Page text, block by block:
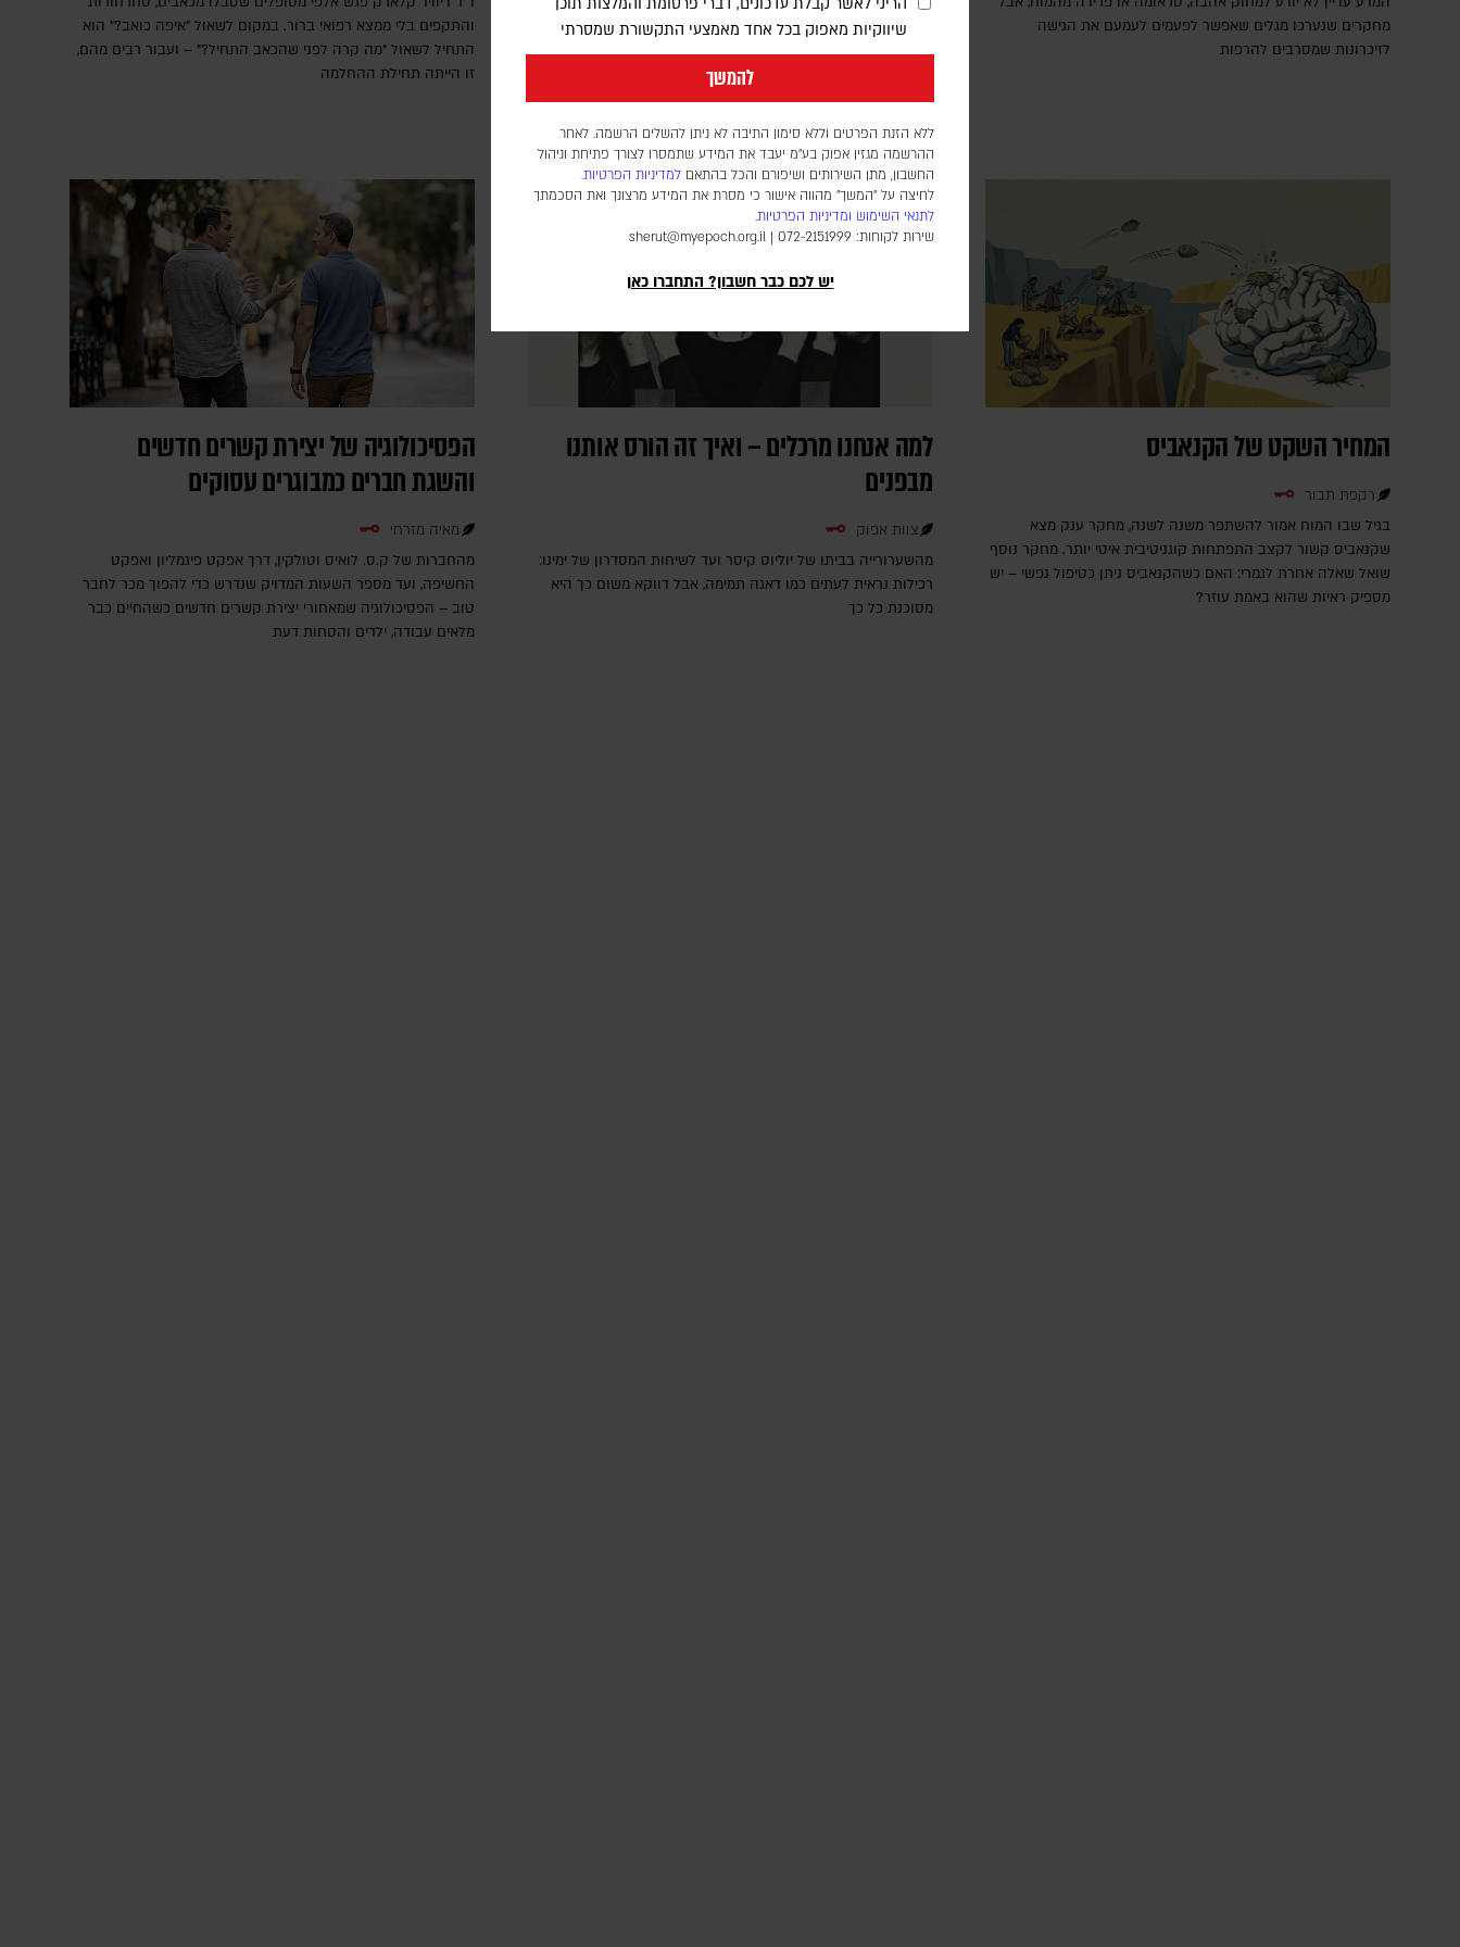
שיווקיות מאפוק בכל אחד מאמצעי התקשורת שמסרתי
להמשך
ללא הזנת הפרטים וללא סימון התיבה לא ניתן להשלים הרשמה. לאחר
ההרשמה מגזין אפוק בע״מ יעבד את המידע שתמסרו לצורך פתיחת וניהול
החשבון, מתן השירותים ושיפורם והכל בהתאם למדיניות הפרטיות.
לחיצה על "המשך" מהווה אישור כי מסרת את המידע מרצונך ואת הסכמתך
לתנאי השימוש ומדיניות הפרטיות.
שירות לקוחות: 072-2151999 |
sherut@myepoch.org.il
יש לכם כבר חשבון? התחברו כאן
מחקרים שנערכו מגלים שאפשר לפעמים לעמעם את הגישה
לזיכרונות שמסרבים להרפות
האחרונות הם נחקרים גם באופן שיטתי. ד"ר כריסטופר קר, רופא
הוספיס ומבכירי החוקרים בתחום, מספר בריאיון על מטופלים
שפגשו את יקיריהם המתים, על התחושה שזה "לא היה חלום" – ועל
האופן שבו החוויות האלה מפחיתות פחד ומסייעות לפרידה
והתקפים בלי ממצא רפואי ברור. במקום לשאול "איפה כואב?" הוא
התחיל לשאול "מה קרה לפני שהכאב התחיל?" – ועבור רבים מהם,
זו הייתה תחילת ההחלמה
המחיר השקט של הקנאביס
רקפת תבור
בגיל שבו המוח אמור להשתפר משנה לשנה, מחקר ענק מצא
שקנאביס קשור לקצב התפתחות קוגניטיבית איטי יותר. מחקר נוסף
שואל שאלה אחרת לגמרי: האם כשהקנאביס ניתן כטיפול נפשי – יש
מספיק ראיות שהוא באמת עוזר?
למה אנחנו מרכלים – ואיך זה הורס אותנו
מבפנים
צוות אפוק
מהשערורייה בביתו של יוליוס קיסר ועד לשיחות המסדרון של ימינו:
רכילות נראית לעתים כמו דאגה תמימה, אבל דווקא משום כך היא
מסוכנת כל כך
הפסיכולוגיה של יצירת קשרים חדשים
והשגת חברים כמבוגרים עסוקים
מאיה מזרחי
מהחברות של ק.ס. לואיס וטולקין, דרך אפקט פיגמליון ואפקט
החשיפה, ועד מספר השעות המדויק שנדרש כדי להפוך מכר לחבר
טוב – הפסיכולוגיה שמאחורי יצירת קשרים חדשים כשהחיים כבר
מלאים עבודה, ילדים והסחות דעת